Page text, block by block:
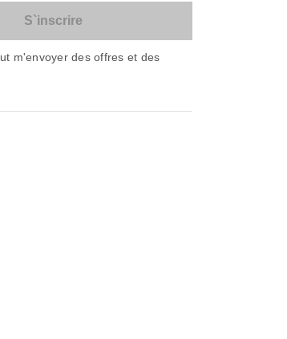
m'envoyer des offres et des